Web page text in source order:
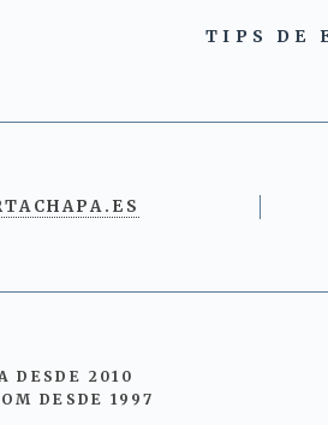
TIPS DE
DESDE 2010
DESDE 1997